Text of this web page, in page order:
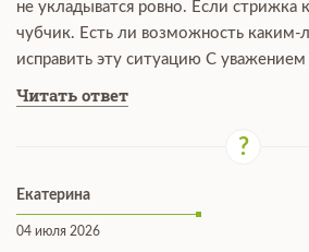
не укладыватся ровно. Если стрижка
чубчик. Есть ли возможность каким-
исправить эту ситуацию С уважением
Читать ответ
Екатерина
04 июля 2026